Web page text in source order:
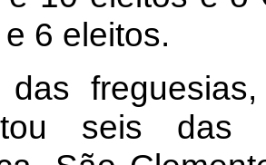
6 eleitos.
seis das